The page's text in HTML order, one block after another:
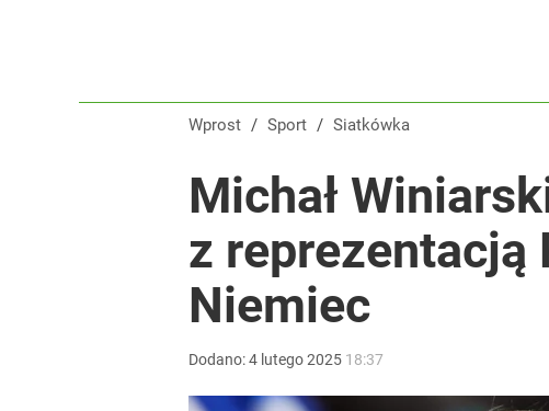
Wprost / Sport / Siatkówka
Michał
z reprezentacją
Niemiec
Dodano:4 lutego2025 18:37